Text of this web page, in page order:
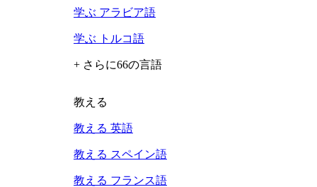
学ぶ アラビア語
学ぶ トルコ語
+ さらに66の言語
教える
教える 英語
教える スペイン語
教える フランス語